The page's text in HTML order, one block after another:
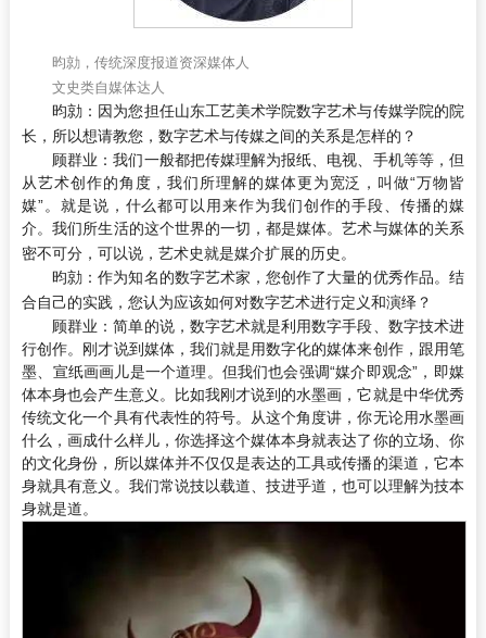
昀勍，传统深度报道资深媒体人
文史类自媒体达人
昀勍： 因为您担任山东工艺美术学院数字艺术与传媒学院的院
长，所以想请教您，数字艺术与传媒之间的关系是怎样的？
顾群业：我们一般都把传媒理解为报纸、电视、手机等等，但
从艺术创作的角度，我们所理解的媒体更为宽泛，叫做“万物皆
媒”。就是说，什么都可以用来作为我们创作的手段、传播的媒
介。我们所生活的这个世界的一切，都是媒体。艺术与媒体的关系
密不可分，可以说，艺术史就是媒介扩展的历史。
昀勍：作为知名的数字艺术家，您创作了大量的优秀作品。结
合自己的实践，您认为应该如何对数字艺术进行定义和演绎？
顾群业：简单的说，数字艺术就是利用数字手段、数字技术进
行创作。刚才说到媒体，我们就是用数字化的媒体来创作，跟用笔
墨、宣纸画画儿是一个道理。但我们也会强调“媒介即观念”，即媒
体本身也会产生意义。比如我刚才说到的水墨画，它就是中华优秀
传统文化一个具有代表性的符号。从这个角度讲，你无论用水墨画
什么，画成什么样儿，你选择这个媒体本身就表达了你的立场、你
的文化身份，所以媒体并不仅仅是表达的工具或传播的渠道，它本
身就具有意义。我们常说技以载道、技进乎道，也可以理解为技本
身就是道。